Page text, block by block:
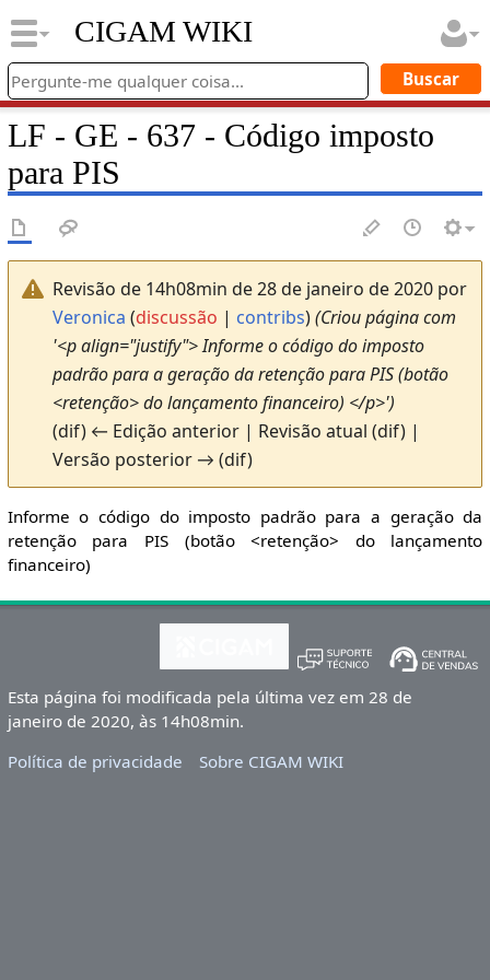
CIGAM WIKI
LF - GE - 637 - Código imposto
para PIS
Revisão de 14h08min de 28 de janeiro de 2020 por
Veronica (discussão | contribs)(Criou página com
'<p align="justify"> Informe o código do imposto
padrão para a geração da retenção para PIS (botão
<retenção> do lançamento financeiro) </p>')
(dif) ← Edição anterior | Revisão atual (dif) |
Versão posterior → (dif)
Informe o código do imposto padrão para a geração da
retenção para PIS (botão <retenção> do lançamento
financeiro)
Esta página foi modificada pela última vez em 28 de
janeiro de 2020, às 14h08min.
Política de privacidade
Sobre CIGAM WIKI